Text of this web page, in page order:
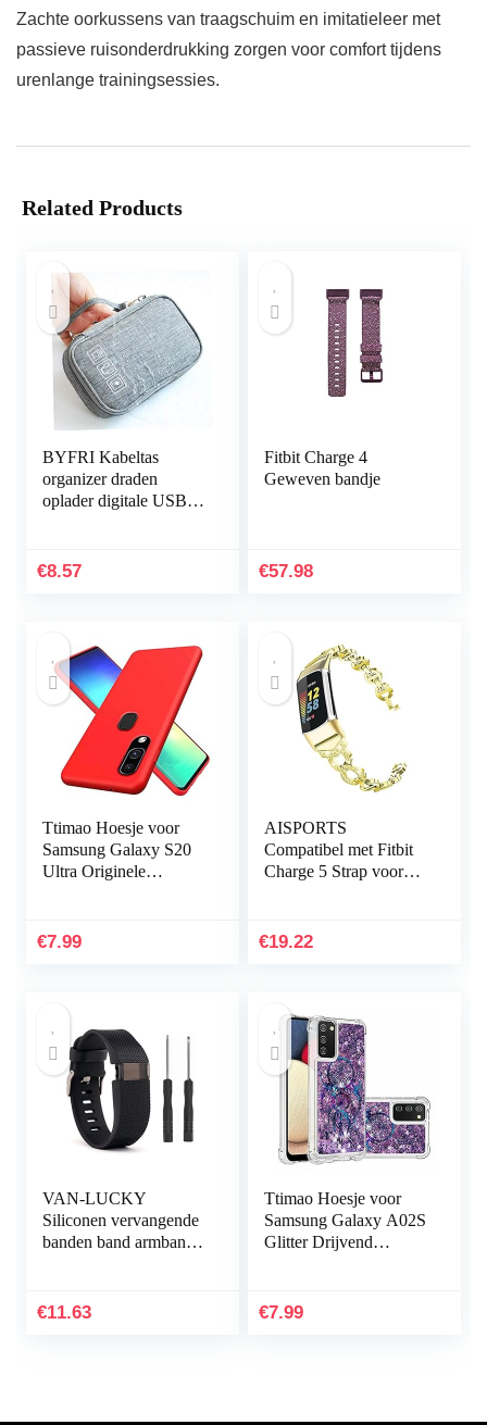
Zachte oorkussens van traagschuim en imitatieleer met
passieve ruisonderdrukking zorgen voor comfort tijdens
urenlange trainingsessies.
Related Products
BYFRI Kabeltas
organizer draden
oplader digitale USB
hoofdtelefoondoos
€8.57
Fitbit Charge 4
Geweven bandje
€57.98
Ttimao Hoesje voor
Samsung Galaxy S20
Ultra Originele
Protector Shock
€7.99
AISPORTS
Compatibel met Fitbit
Charge 5 Strap voor
Rhinestones sieraden…
€19.22
VAN-LUCKY
Siliconen vervangende
banden band armband
accessoires groot
€11.63
Ttimao Hoesje voor
Samsung Galaxy A02S
Glitter Drijvend
Transparant Zacht
€7.99